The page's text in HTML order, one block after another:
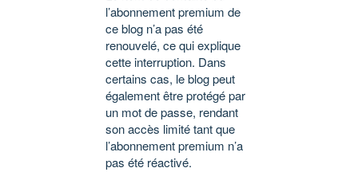
l’abonnement premium de
ce blog n’a pas été
renouvelé, ce qui explique
cette interruption. Dans
certains cas, le blog peut
également être protégé par
un mot de passe, rendant
son accès limité tant que
l’abonnement premium n’a
pas été réactivé.